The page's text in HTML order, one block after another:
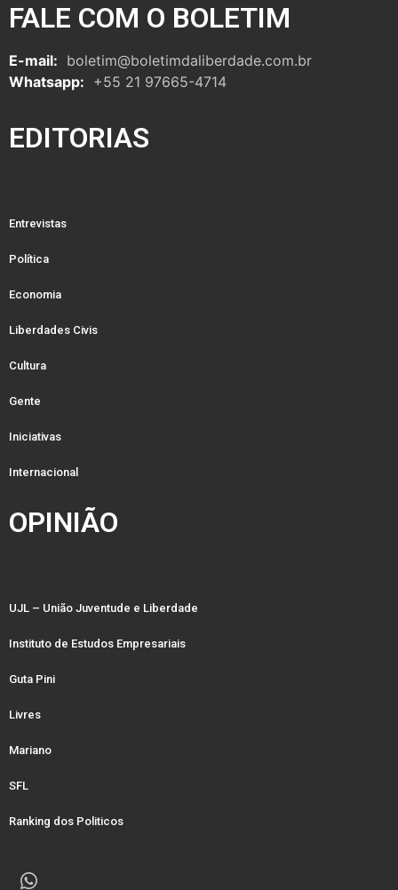
FALE COM O BOLETIM
E-mail: boletim@boletimdaliberdade.com.br
Whatsapp: +55 21 97665-4714
EDITORIAS
Entrevistas
Política
Economia
Liberdades Civis
Cultura
Gente
Iniciativas
Internacional
OPINIÃO
UJL – União Juventude e Liberdade
Instituto de Estudos Empresariais
Guta Pini
Livres
Mariano
SFL
Ranking dos Politicos